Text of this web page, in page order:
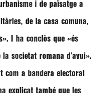
i de païsatge a
de la casa comuna,
. I ha conclòs que «és
societat romana d’avui».
com a bandera electoral
explicat també que les